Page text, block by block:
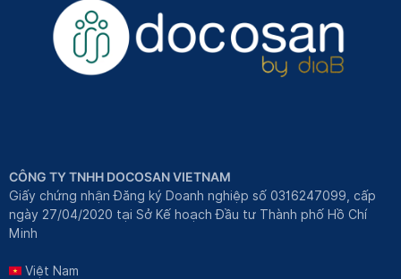
CÔNG TY TNHH DOCOSAN VIETNAM
Giấy chứng nhận Đăng ký Doanh nghiệp số 0316247099, cấp
ngày 27/04/2020 tại Sở Kế hoạch Đầu tư Thành phố Hồ Chí
Minh
Việt Nam